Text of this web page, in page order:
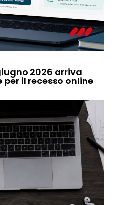
2026 arriva
il recesso online